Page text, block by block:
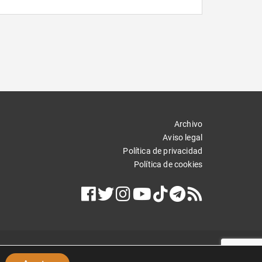
Archivo
Aviso legal
Política de privacidad
Política de cookies